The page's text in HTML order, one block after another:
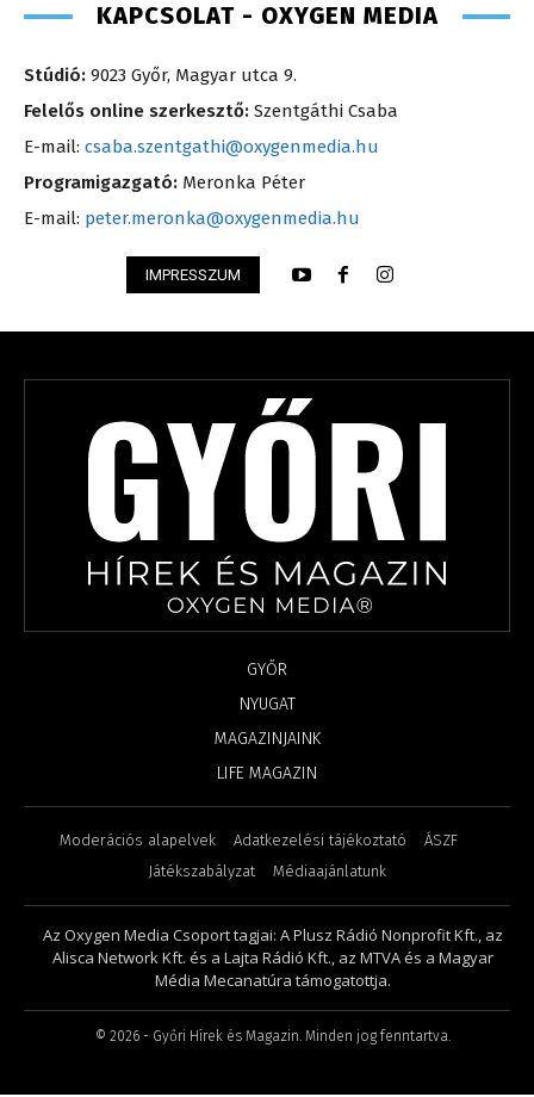
KAPCSOLAT - OXYGEN MEDIA
Stúdió: 9023 Győr, Magyar utca 9.
Felelős online szerkesztő: Szentgáthi Csaba
E-mail: csaba.szentgathi@oxygenmedia.hu
Programigazgató: Meronka Péter
E-mail: peter.meronka@oxygenmedia.hu
IMPRESSZUM
GYŐR
NYUGAT
MAGAZINJAINK
LIFE MAGAZIN
Moderációs alapelvek Adatkezelési tájékoztató
ÁSZF
Játékszabályzat
Médiaajánlatunk
Az Oxygen Media Csoport tagjai: A Plusz Rádió Nonprofit Kft., az
Alisca Network Kft. és a Lajta Rádió Kft., az MTVA és a Magyar
Média Mecanatúra támogatottja.
© 2026 - Győri Hírek és Magazin. Minden jog fenntartva.